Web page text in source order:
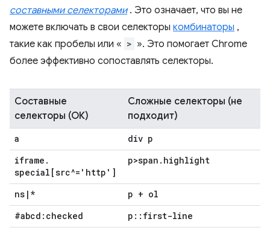
составными селекторами. Это означает, что вы не
можете включать в свои селекторы комбинаторы ,
такие как пробелы или « > ». Это помогает Chrome
более эффективно сопоставлять селекторы.
Составные
селекторы (ОК)
Сложные селекторы (не
подходит)
a
div p
iframe .
special[src^='http']
p>span . highlight
ns | *
p + ol
#abcd:checked
p :: first-line